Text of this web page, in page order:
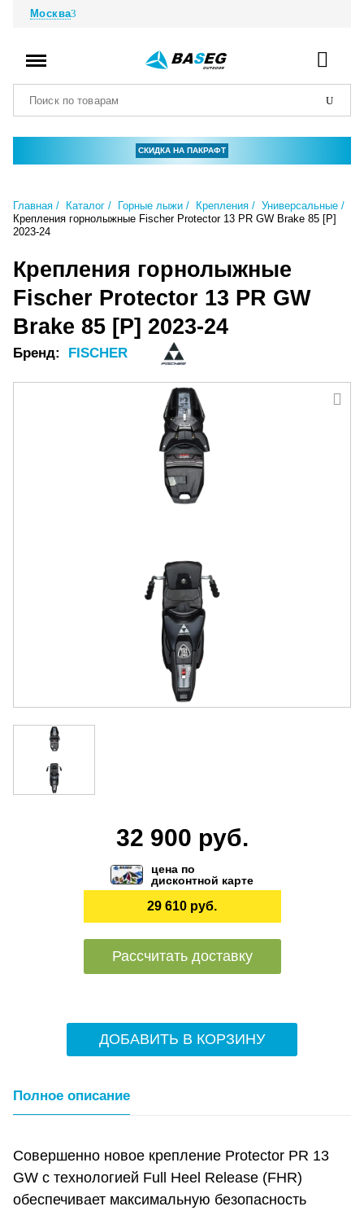
Москва
СКИДКА НА ПАКРАФТ
Главная Каталог Горные лыжи Крепления
Универсальные
Крепления горнолыжные Fischer Protector 13 PR GW Brake 85 [P]
2023-24
Крепления горнолыжные
Fischer Protector 13 PR GW
Brake 85 [P] 2023-24
Бренд: FISCHER
32 900 руб.
цена по
дисконтной карте
29 610 руб.
Рассчитать доставку
ДОБАВИТЬ В КОРЗИНУ
Полное описание
Совершенно новое крепление Protector PR 13
GW с технологией Full Heel Release (FHR)
обеспечивает максимальную безопасность